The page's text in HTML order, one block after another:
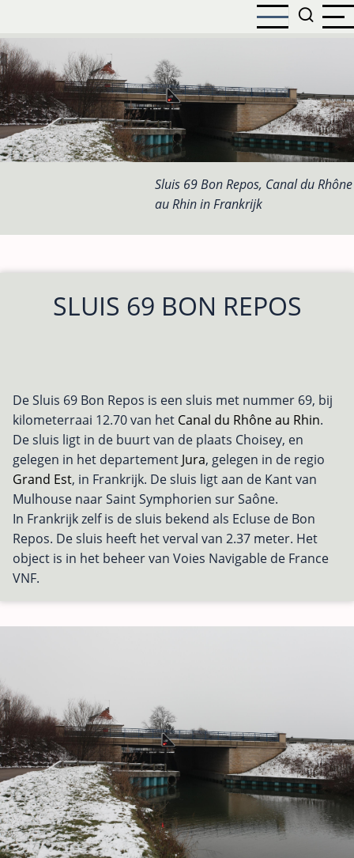
naar
de
inhoud
gaan
Sluis 69 Bon Repos, Canal du Rhône
au Rhin in Frankrijk
SLUIS 69 BON REPOS
De Sluis 69 Bon Repos is een sluis met nummer 69, bij
kilometerraai 12.70 van het Canal du Rhône au Rhin.
De sluis ligt in de buurt van de plaats Choisey, en
gelegen in het departement Jura, gelegen in de regio
Grand Est, in Frankrijk. De sluis ligt aan de Kant van
Mulhouse naar Saint Symphorien sur Saône.
In Frankrijk zelf is de sluis bekend als Ecluse de Bon
Repos. De sluis heeft het verval van 2.37 meter. Het
object is in het beheer van Voies Navigable de France
VNF.